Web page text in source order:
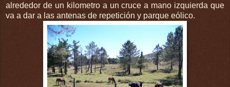
alrededor de un kilometro a un cruce a mano izquierda que
va a dar a las antenas de repetición y parque eólico.